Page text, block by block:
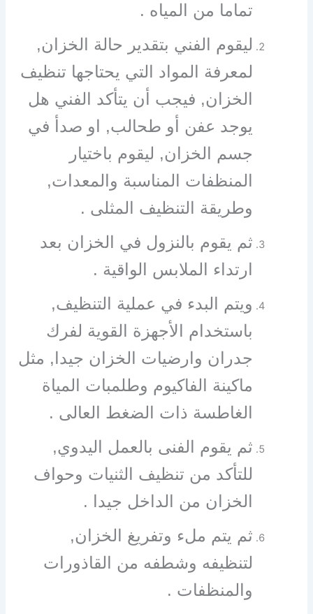
تماما من المياه .
ليقوم الفني بتقدير حالة الخزان,
لمعرفة المواد التي يحتاجها تنظيف
الخزان, فيجب أن يتأكد الفني هل
يوجد عفن أو طحالب, او صدأ في
جسم الخزان, ليقوم باختيار
المنظفات المناسبة والمعدات,
وطريقة التنظيف المثلى .
ثم يقوم بالنزول في الخزان بعد
ارتداء الملابس الواقية .
ويتم البدء في عملية التنظيف,
باستخدام الأجهزة القوية لفرك
جدران وارضيات الخزان جيدا, مثل
ماكينة الفاكيوم وطلمبات المياة
الغاطسة ذات الضغط العالى .
ثم يقوم الفنى بالعمل اليدوي,
للتأكد من تنظيف الثنيات وحواف
الخزان من الداخل جيدا .
ثم يتم ملء وتفريغ الخزان,
لتنظيفه وشطفه من القاذورات
والمنظفات .